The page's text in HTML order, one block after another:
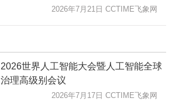
2026年7月21日 CCTIME飞象网
2026世界人工智能大会暨人工智能全球
治理高级别会议
2026年7月17日 CCTIME飞象网